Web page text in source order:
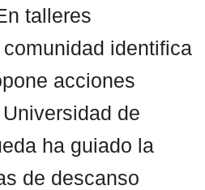
talleres
identifica
acciones
de
ha guiado la
de descanso